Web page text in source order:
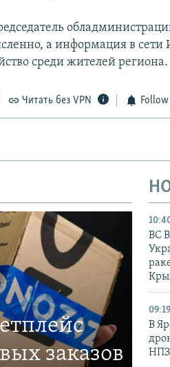
а информация в сети
среди жителей региона.
Читать без VPN
заказов
ВС
09:19
В
НПЗ